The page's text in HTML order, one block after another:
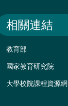
相關連結
教育部
國家教育研究院
大學校院課程資源網